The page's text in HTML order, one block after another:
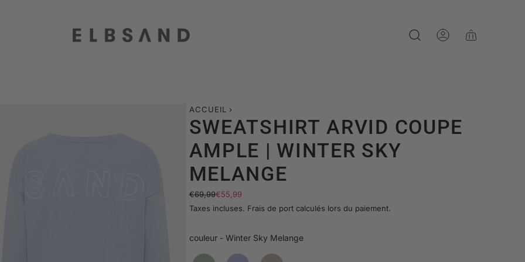
ACCUEIL ›
SWEATSHIRT ARVID COUPE
AMPLE | WINTER SKY
MELANGE
P
r
e
€69,99
P
r
r
€55,99
Taxes incluses. Frais de portcalculés lors du paiement.
couleur -Winter Sky Melange